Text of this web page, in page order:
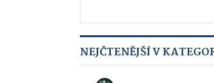
NEJČTENĚJŠÍ V